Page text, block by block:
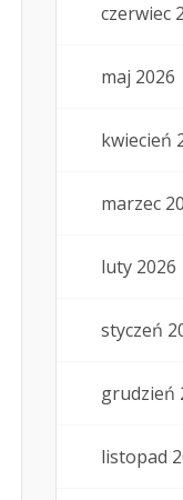
czerwiec
maj 2026
kwiecień
marzec
luty 2026
styczeń
grudzień
listopad